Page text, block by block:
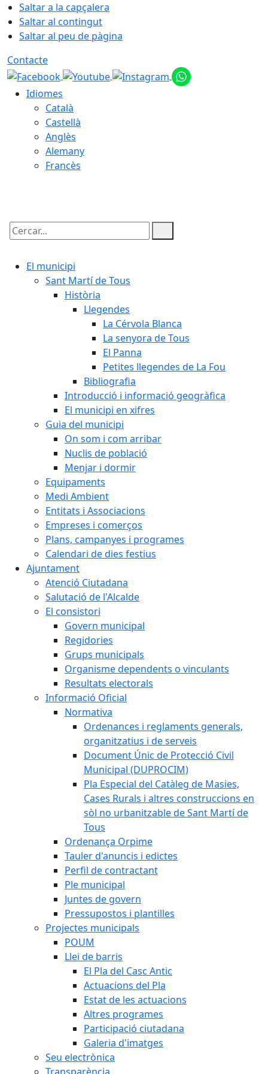
Saltar a la capçalera
Saltar al contingut
Saltar al peu de pàgina
Contacte
Idiomes
Català
Castellà
Anglès
Alemany
Francès
Cercar:
El municipi
Sant Martí de Tous
Història
Llegendes
La Cérvola Blanca
La senyora de Tous
El Panna
Petites llegendes de La Fou
Bibliografia
Introducció i informació geogràfica
El municipi en xifres
Guia del municipi
On som i com arribar
Nuclis de població
Menjar i dormir
Equipaments
Medi Ambient
Entitats i Associacions
Empreses i comerços
Plans, campanyes i programes
Calendari de dies festius
Ajuntament
Atenció Ciutadana
Salutació de l'Alcalde
El consistori
Govern municipal
Regidories
Grups municipals
Organisme dependents o vinculants
Resultats electorals
Informació Oficial
Normativa
Ordenances i reglaments generals,
organitzatius i de serveis
Document Únic de Protecció Civil
Municipal (DUPROCIM)
Pla Especial del Catàleg de Masies,
Cases Rurals i altres construccions en
sòl no urbanitzable de Sant Martí de
Tous
Ordenança Orpime
Tauler d'anuncis i edictes
Perfil de contractant
Ple municipal
Juntes de govern
Pressupostos i plantilles
Projectes municipals
POUM
Llei de barris
El Pla del Casc Antic
Actuacions del Pla
Estat de les actuacions
Altres programes
Participació ciutadana
Galeria d'imatges
Seu electrònica